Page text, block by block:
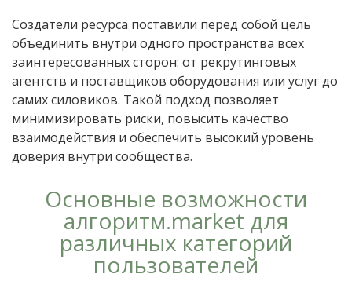
Создатели ресурса поставили перед собой цель
объединить внутри одного пространства всех
заинтересованных сторон: от рекрутинговых
агентств и поставщиков оборудования или услуг до
самих силовиков. Такой подход позволяет
минимизировать риски, повысить качество
взаимодействия и обеспечить высокий уровень
доверия внутри сообщества.
Основные возможности
алгоритм.market для
различных категорий
пользователей